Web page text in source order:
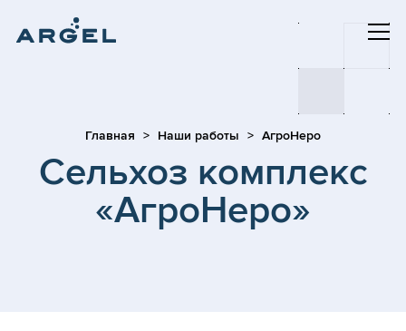
Главная Наши работы АгроНеро
Сельхоз комплекс
«АгроНеро»